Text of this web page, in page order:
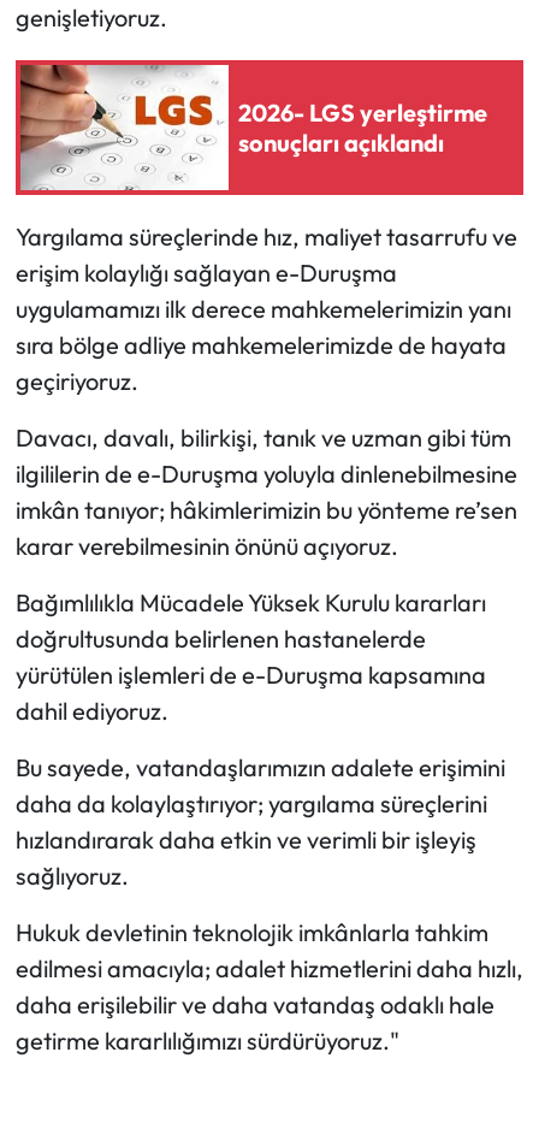
genişletiyoruz.
2026- LGS yerleştirme
sonuçları açıklandı
Yargılama süreçlerinde hız, maliyet tasarrufu ve
erişim kolaylığı sağlayan e-Duruşma
uygulamamızı ilk derece mahkemelerimizin yanı
sıra bölge adliye mahkemelerimizde de hayata
geçiriyoruz.
Davacı, davalı, bilirkişi, tanık ve uzman gibi tüm
ilgililerin de e-Duruşma yoluyla dinlenebilmesine
imkân tanıyor; hâkimlerimizin bu yönteme re’sen
karar verebilmesinin önünü açıyoruz.
Bağımlılıkla Mücadele Yüksek Kurulu kararları
doğrultusunda belirlenen hastanelerde
yürütülen işlemleri de e-Duruşma kapsamına
dahil ediyoruz.
Bu sayede, vatandaşlarımızın adalete erişimini
daha da kolaylaştırıyor; yargılama süreçlerini
hızlandırarak daha etkin ve verimli bir işleyiş
sağlıyoruz.
Hukuk devletinin teknolojik imkânlarla tahkim
edilmesi amacıyla; adalet hizmetlerini daha hızlı,
daha erişilebilir ve daha vatandaş odaklı hale
getirme kararlılığımızı sürdürüyoruz."